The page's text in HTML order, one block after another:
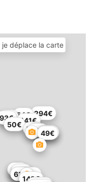
45€
49€
88€
132€
93€
63€
54€
64€
80€
141€
61€
72€
294€
50€
142€
71€
70€
95€
déplace la carte